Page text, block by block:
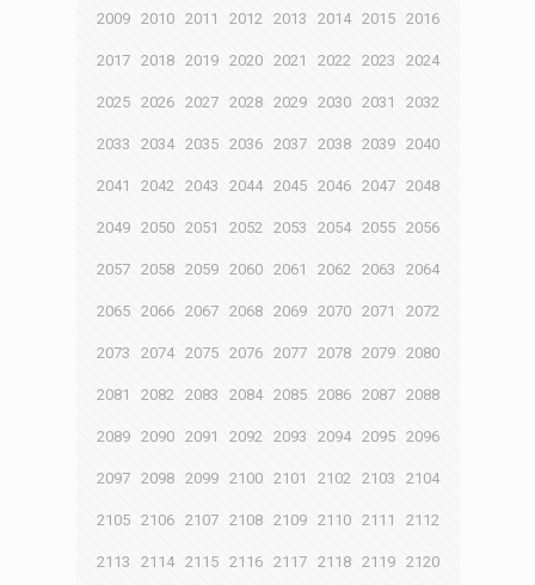
2009 2010 2011 2012 2013 2014 2015 2016
2017 2018 2019 2020 2021 2022 2023 2024
2025 2026 2027 2028 2029 2030 2031 2032
2033 2034 2035 2036 2037 2038 2039 2040
2041 2042 2043 2044 2045 2046 2047 2048
2049 2050 2051 2052 2053 2054 2055 2056
2057 2058 2059 2060 2061 2062 2063 2064
2065 2066 2067 2068 2069 2070 2071 2072
2073 2074 2075 2076 2077 2078 2079 2080
2081 2082 2083 2084 2085 2086 2087 2088
2089 2090 2091 2092 2093 2094 2095 2096
2097 2098 2099 2100 2101 2102 2103 2104
2105 2106 2107 2108 2109 2110 2111 2112
2113 2114 2115 2116 2117 2118 2119 2120